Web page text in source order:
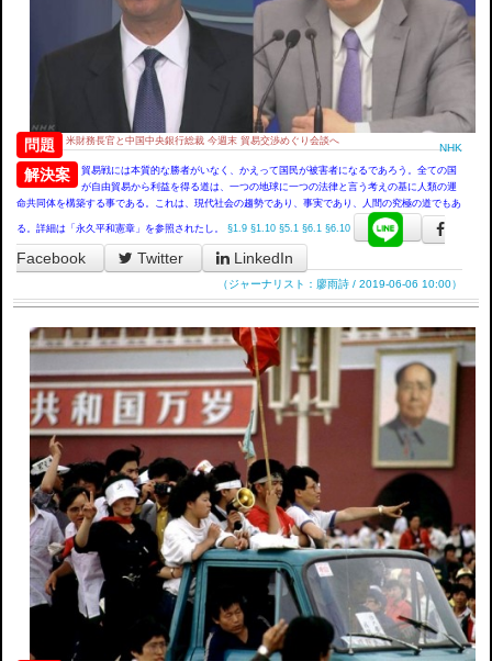
問題 米財務長官と中国中央銀行総裁 今週末 貿易交渉めぐり会談へ
NHK
解決案
貿易戦には本質的な勝者がいなく、かえって国民が被害者になるであろう。全ての国
が自由貿易から利益を得る道は、一つの地球に一つの法律と言う考えの基に人類の運
命共同体を構築する事である。これは、現代社会の趨勢であり、事実であり、人間の究極の道でもあ
る。詳細は「永久平和憲章」を参照されたし。 §1.9 §1.10 §5.1 §6.1 §6.10
Facebook Twitter LinkedIn
（ジャーナリスト：廖雨詩 / 2019-06-06 10:00）